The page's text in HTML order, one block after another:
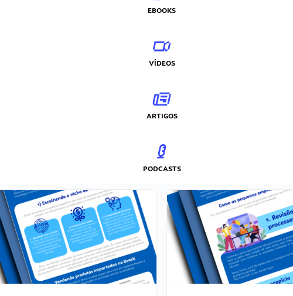
EBOOKS
VÍDEOS
ARTIGOS
PODCASTS